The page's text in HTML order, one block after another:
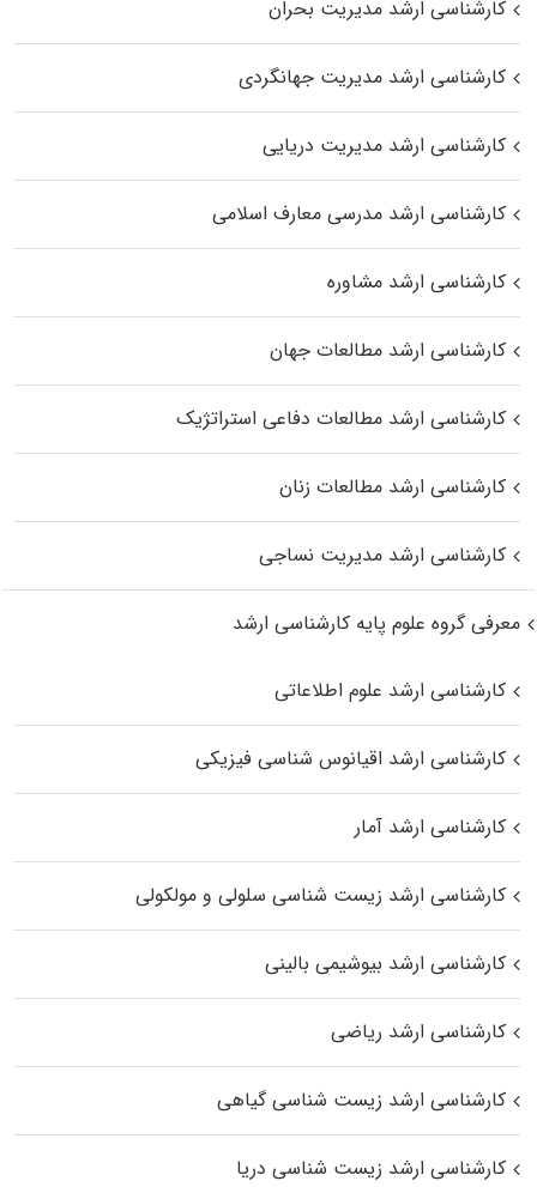
کارشناسی ارشد مدیریت بحران
کارشناسی ارشد مدیریت جهانگردی
کارشناسی ارشد مدیریت دریایی
کارشناسی ارشد مدرسی معارف اسلامی
کارشناسی ارشد مشاوره
کارشناسی ارشد مطالعات جهان
کارشناسی ارشد مطالعات دفاعی استراتژیک
کارشناسی ارشد مطالعات زنان
کارشناسی ارشد مدیریت نساجی
معرفی گروه علوم پایه کارشناسی ارشد
کارشناسی ارشد علوم اطلاعاتی
کارشناسی ارشد اقیانوس‌ شناسی فیزیکی
کارشناسی ارشد آمار
کارشناسی ارشد زیست شناسی سلولی و مولکولی
کارشناسی ارشد بیوشیمی بالینی
کارشناسی ارشد ریاضی
کارشناسی ارشد زیست‌ شناسی گیاهی
کارشناسی ارشد زیست‌ شناسی دریا